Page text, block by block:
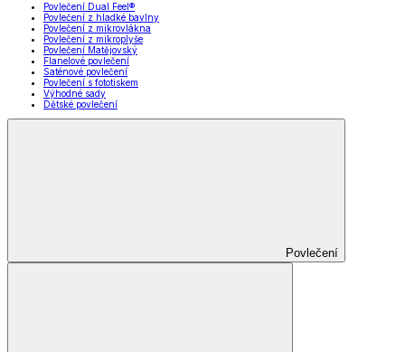
Povlečení Dual Feel®
Povlečení z hladké bavlny
Povlečení z mikrovlákna
Povlečení z mikroplyše
Povlečení Matějovský
Flanelové povlečení
Saténové povlečení
Povlečení s fototiskem
Výhodné sady
Dětské povlečení
Povlečení